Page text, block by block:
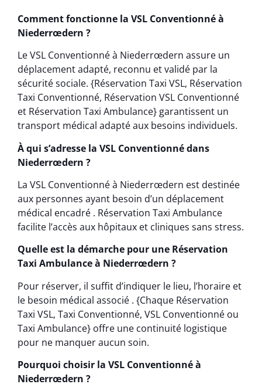
Comment fonctionne la VSL Conventionné à
Niederrœdern ?
Le VSL Conventionné à Niederrœdern assure un
déplacement adapté, reconnu et validé par la
sécurité sociale. {Réservation Taxi VSL, Réservation
Taxi Conventionné, Réservation VSL Conventionné
et Réservation Taxi Ambulance} garantissent un
transport médical adapté aux besoins individuels.
À qui s’adresse la VSL Conventionné dans
Niederrœdern ?
La VSL Conventionné à Niederrœdern est destinée
aux personnes ayant besoin d’un déplacement
médical encadré . Réservation Taxi Ambulance
facilite l’accès aux hôpitaux et cliniques sans stress.
Quelle est la démarche pour une Réservation
Taxi Ambulance à Niederrœdern ?
Pour réserver, il suffit d’indiquer le lieu, l’horaire et
le besoin médical associé . {Chaque Réservation
Taxi VSL, Taxi Conventionné, VSL Conventionné ou
Taxi Ambulance} offre une continuité logistique
pour ne manquer aucun soin.
Pourquoi choisir la VSL Conventionné à
Niederrœdern ?